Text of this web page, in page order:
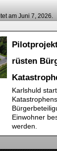
am Juni 7, 2026.
rüsten
Karlshuld
Einwohner
werden.